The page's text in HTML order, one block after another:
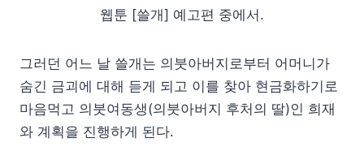
웹툰 [쓸개] 예고편 중에서.
그러던 어느 날 쓸개는 의붓아버지로부터 어머니가
숨긴 금괴에 대해 듣게 되고 이를 찾아 현금화하기로
마음먹고 의붓여동생(의붓아버지 후처의 딸)인 희재
와 계획을 진행하게 된다.